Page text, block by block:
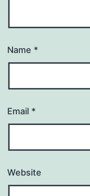
Name *
Email *
Website